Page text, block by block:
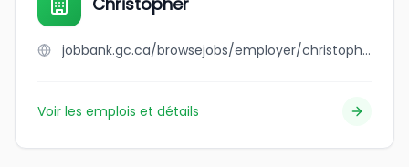
jobbank.gc.ca/browsejobs/employer/christopher/ca
Voir les emplois et détails